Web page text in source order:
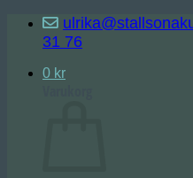
Skip
content
31 76
0 kr